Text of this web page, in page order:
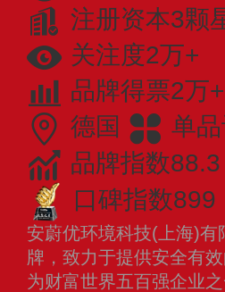
注册资本3颗
关注度2万+
品牌得票2万+
德国
单
品牌指数88.3
口碑指数899
安蔚优环境科技(上海)
牌，致力于提供安全有
为财富世界五百强企业